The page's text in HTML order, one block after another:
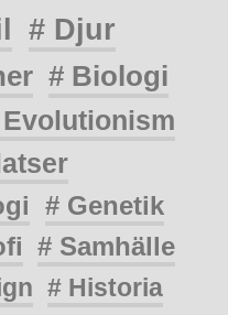
# Djur
# Biologi
# Genetik
# Samhälle
# Historia